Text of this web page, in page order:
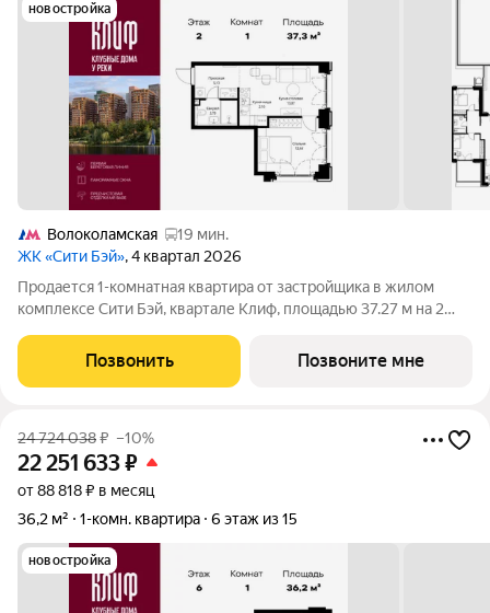
новостройка
Волоколамская
19 мин.
ЖК «Сити Бэй», 4 квартал 2026
Продается 1-комнатная квартира от застройщика в жилом
комплексе Сити Бэй, квартале Клиф, площадью 37.27 м на 2
пять Клубных домов на первой линии озелененной
набережной Реки Москвы. Со
Позвонить Позвоните мне
24 724 038₽ –10%
22 251 633₽
от 88 818 ₽ в месяц
36,2 м²
1-комн. квартира 6 этаж из 15
новостройка